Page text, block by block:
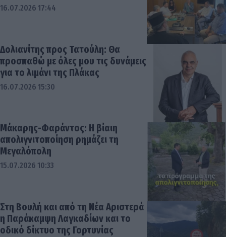
16.07.2026 17:44
Δολιανίτης προς Τατούλη: Θα
προσπαθώ με όλες μου τις δυνάμεις
για το λιμάνι της Πλάκας
16.07.2026 15:30
Μάκαρης-Φαράντος: Η βίαιη
απολιγνιτοποίηση ρημάζει τη
Μεγαλόπολη
15.07.2026 10:33
Στη Βουλή και από τη Νέα Αριστερά
η Παράκαμψη Λαγκαδίων και το
οδικό δίκτυο της Γορτυνίας